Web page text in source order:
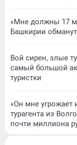
«Мне должны 17
Башкирии
Вой сирен, злые
самый большой
туристки
«Он мне угрожает
турагента из
почти миллиона